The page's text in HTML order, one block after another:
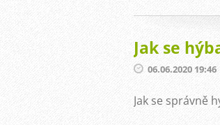
Jak se
06.06.2020 19:46
Jak se správně